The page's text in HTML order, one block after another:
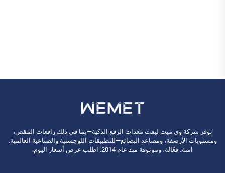
توفر شركة وي ميت ليفت معدات الرفع الذكية—بما في ذلك رافعات المقص،
ومستويات الأرصفة، ومصاعد البضائع—للتطبيقات اللوجستية والصناعية العالمية.
آمنة، فعّالة، وموثوقة منذ عام 2014. اطلب عرض أسعار اليوم.